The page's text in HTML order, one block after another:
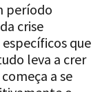
período
crise
que
leva a crer
a se